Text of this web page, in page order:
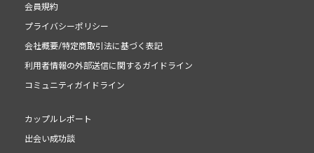
会員規約
プライバシーポリシー
会社概要/特定商取引法に基づく表記
利用者情報の外部送信に関するガイドライン
コミュニティガイドライン
カップルレポート
出会い成功談